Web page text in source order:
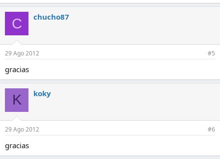
C chucho87
29 Ago 2012 #5
gracias
K koky
29 Ago 2012 #6
gracias